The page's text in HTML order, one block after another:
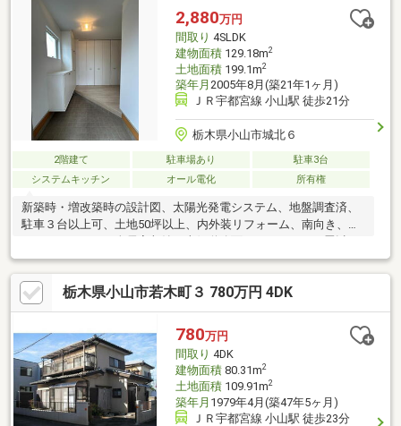
かつきリビング」にお任せ下さい・宅地建物取引士の資格保有者
が担当させて頂きます。・キャンペーン商品は当社指定品となり
ます。
2,880万円
間取り 4SLDK
建物面積129.18m2
土地面積199.1m2
築年月 2005年8月(築21年1ヶ月)
ＪＲ宇都宮線 小山駅 徒歩21分
栃木県小山市城北６
2階建て 駐車場あり
駐車3台
システムキッチン
オール電化 所有権
新築時・増改築時の設計図、太陽光発電システム、地盤調査済、
駐車３台以上可、土地50坪以上、内外装リフォーム、南向き、シ
上、前道６ｍ以上、和室、整形地、シャワー付洗面化粧台、対面
式キッチン、トイレ２ヶ所、浴室１坪以上、２階建、複層ガラ
ス、温水洗浄便座、吹抜け、アイランドキッチン、ウォークイン
クローゼット、ＩＨクッキングヒーター、リビング階段、平坦
地、区画整理地内、食器洗乾燥機、オール電化
栃木県小山市若木町３ 780万円 4DK
780万円
間取り 4DK
建物面積80.31m2
土地面積109.91m2
築年月 1979年4月(築47年5ヶ月)
ＪＲ宇都宮線 小山駅 徒歩23分